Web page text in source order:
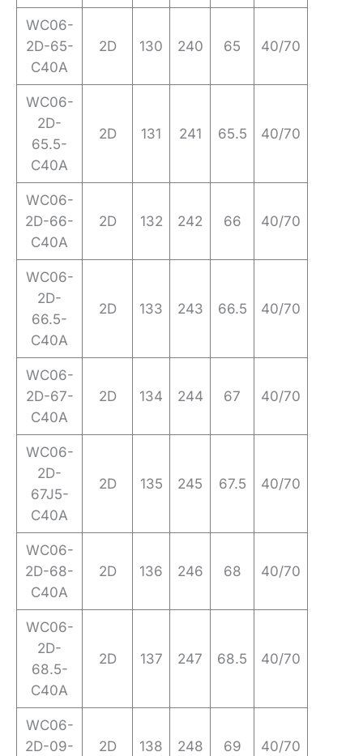
WC06-
2D-65-
C40A
2D 130 240 65 40/70
WC06-
2D-
65.5-
C40A
2D 131 241 65.5 40/70
WC06-
2D-66-
C40A
2D 132 242 66 40/70
WC06-
2D-
66.5-
C40A
2D 133 243 66.5 40/70
WC06-
2D-67-
C40A
2D 134 244 67 40/70
WC06-
2D-
67J5-
C40A
2D 135 245 67.5 40/70
WC06-
2D-68-
C40A
2D 136 246 68 40/70
WC06-
2D-
68.5-
C40A
2D 137 247 68.5 40/70
WC06-
2D-09-
2D 138 248 69 40/70